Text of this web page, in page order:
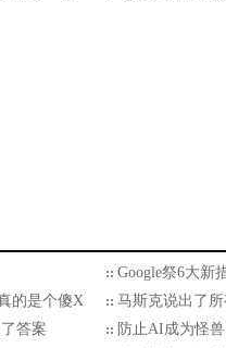
Google祭6大新
的是个傻X
马斯克说出了
答案
防止AI成为怪兽